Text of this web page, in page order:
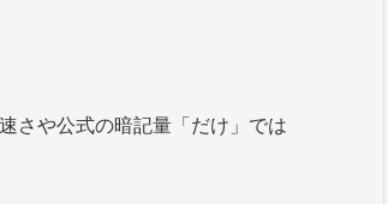
さや公式の暗記量「だけ」では